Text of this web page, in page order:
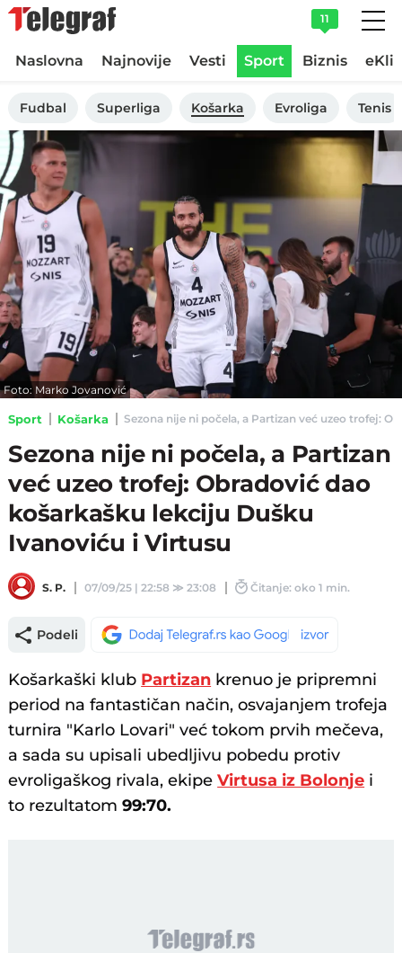
11
Naslovna Najnovije Vesti Sport Biznis
Fudbal Superliga Košarka Evroliga Tenis
Foto: Marko Jovanović
Sport Košarka Sezona nije ni počela, a Partizan već uzeo trofej:
Sezona nije ni počela, a Partizan
već uzeo trofej: Obradović dao
košarkašku lekciju Dušku
Ivanoviću i Virtusu
S. P. 07/09/25 | 22:58 ≫23:08 Čitanje: oko 1 min.
Podeli
Košarkaški klub Partizan krenuo je pripremni
period na fantastičan način, osvajanjem trofeja
turnira "Karlo Lovari" već tokom prvih mečeva,
a sada su upisali ubedljivu pobedu protiv
evroligaškog rivala, ekipeVirtusa iz Bolonje i
to rezultatom99:70.